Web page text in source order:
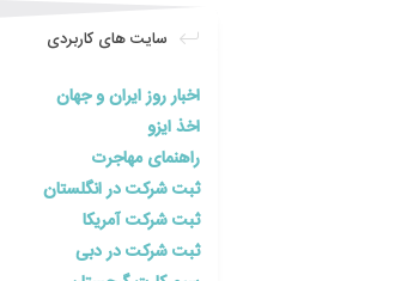
سایت های کاربردی
اخبار روز ایران و جهان
اخذ ایزو
راهنمای مهاجرت
ثبت شرکت در انگلستان
ثبت شرکت آمریکا
ثبت شرکت در دبی